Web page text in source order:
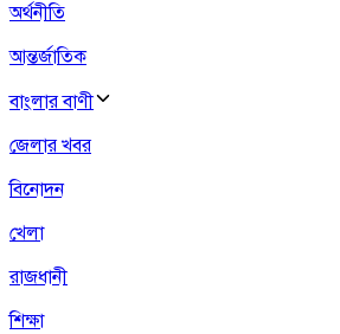
অর্থনীতি
আন্তর্জাতিক
বাংলার বাণী
জেলার খবর
বিনোদন
খেলা
রাজধানী
শিক্ষা